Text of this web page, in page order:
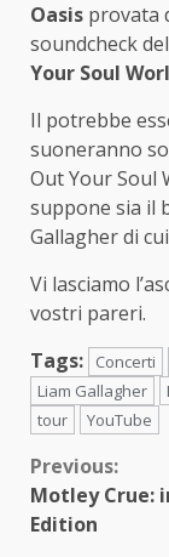
Oasis provata
soundcheck
Your Soul
Il potrebbe
suoneranno
Out Your Soul
suppone sia il
Gallagher di
Vi lasciamo
vostri pareri.
Tags:
Concerti
Liam Gallagher
tour
YouTube
Continue
Reading
Previous:
Motley Crue:
Edition